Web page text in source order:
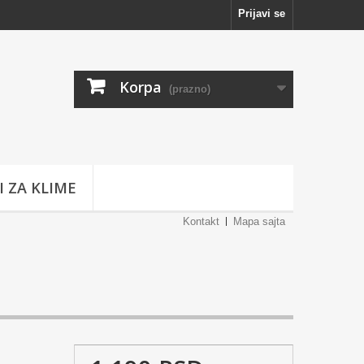
Prijavi se
Korpa (prazno)
ZA KLIME
Kontakt Mapa sajta